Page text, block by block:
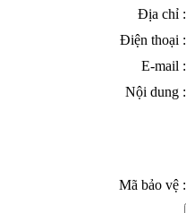
Địa chỉ :
Điện thoại :
E-mail :
Nội dung :
Mã bảo vệ :